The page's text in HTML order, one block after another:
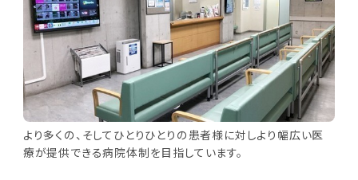
より多くの、そしてひとりひとりの患者様に対しより幅広い医
療が提供できる病院体制を目指しています。